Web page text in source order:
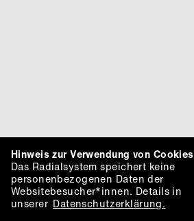
Hinweis zur Verwendung von Cookies
Das Radialsystem speichert keine
personenbezogenen Daten der
Websitebesucher*innen. Details in
unserer Datenschutzerklärung.